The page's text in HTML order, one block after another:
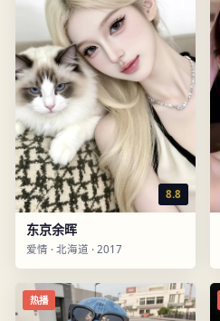
8.8
东京余晖
爱情 · 北海道 · 2017
热播